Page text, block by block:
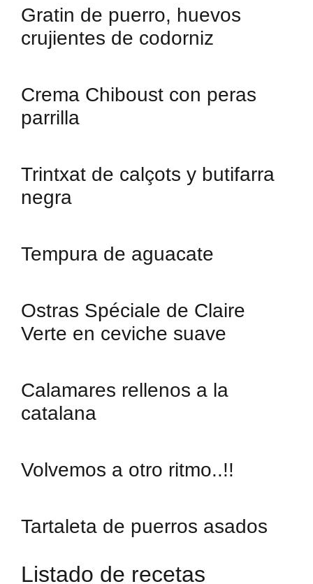
Gratin de puerro, huevos
crujientes de codorniz
Crema Chiboust con peras
parrilla
Trintxat de calçots y butifarra
negra
Tempura de aguacate
Ostras Spéciale de Claire
Verte en ceviche suave
Calamares rellenos a la
catalana
Volvemos a otro ritmo..!!
Tartaleta de puerros asados
Listado de recetas